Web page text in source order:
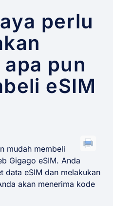
perlu
pun
eSIM
mudah membeli
Gigago eSIM. Anda
data eSIM dan melakukan
akan menerima kode